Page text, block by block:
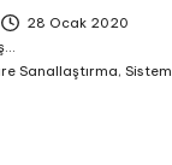
28 Ocak 2020
Sanallaştırma, Sistem